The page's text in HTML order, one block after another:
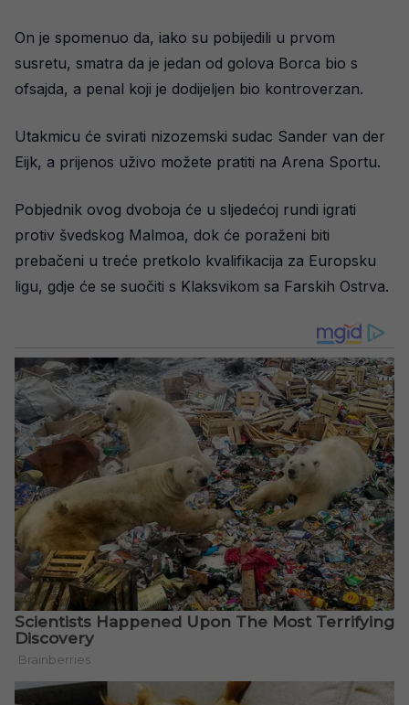
On je spomenuo da, iako su pobijedili u prvom
susretu, smatra da je jedan od golova Borca bio s
ofsajda, a penal koji je dodijeljen bio kontroverzan.
Utakmicu će svirati nizozemski sudac Sander van der
Eijk, a prijenos uživo možete pratiti na Arena Sportu.
Pobjednik ovog dvoboja će u sljedećoj rundi igrati
protiv švedskog Malmoa, dok će poraženi biti
prebačeni u treće pretkolo kvalifikacija za Europsku
ligu, gdje će se suočiti s Klaksvikom sa Farskih Ostrva.